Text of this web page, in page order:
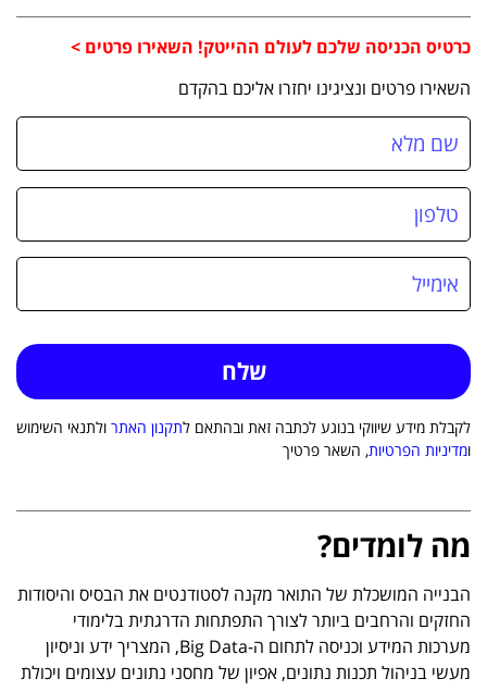
כרטיס הכניסה שלכם לעולם ההייטק! השאירו פרטים >
השאירו פרטים ונציגינו יחזרו אליכם בהקדם
לקבלת מידע שיווקי בנוגע לכתבה זאת ובהתאם לתקנון האתר ולתנאי השימוש
ומדיניות הפרטיות, השאר פרטיך
מה לומדים?
הבנייה המושכלת של התואר מקנה לסטודנטים את הבסיס והיסודות
החזקים והרחבים ביותר לצורך התפתחות הדרגתית בלימודי
מערכות המידע וכניסה לתחום ה-Big Data, המצריך ידע וניסיון
מעשי בניהול תכנות נתונים, אפיון של מחסני נתונים עצומים ויכולת